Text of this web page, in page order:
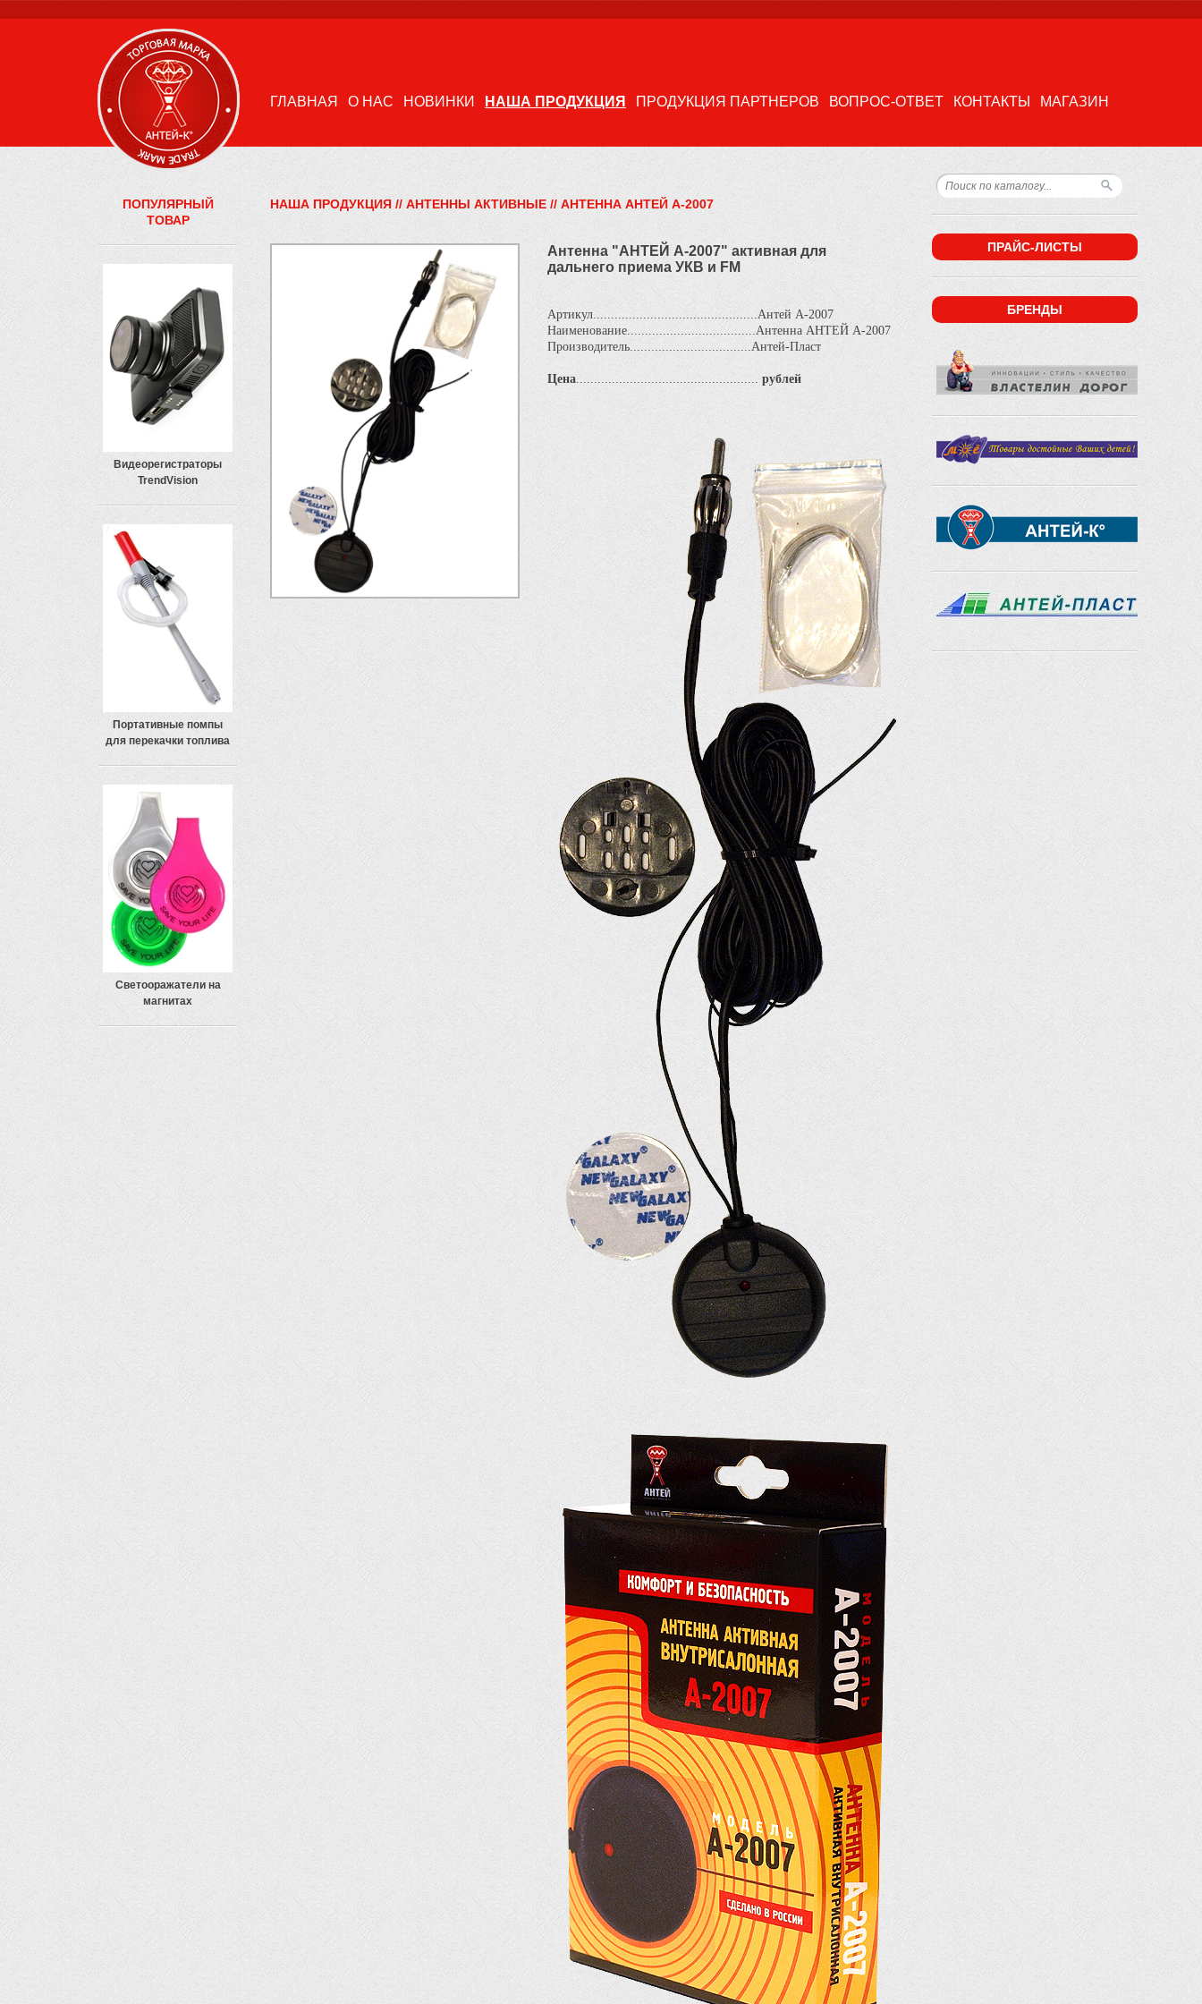
ГЛАВНАЯ О НАС НОВИНКИ НАША ПРОДУКЦИЯ ПРОДУКЦИЯ ПАРТНЕРОВ ВОПРОС-ОТВЕТ КОНТАКТЫ МАГАЗИН
НАША ПРОДУКЦИЯ // АНТЕННЫ АКТИВНЫЕ // АНТЕННА АНТЕЙ А-2007
Антенна "АНТЕЙ А-2007" активная для
дальнего приема УКВ и FM
Артикул..............................................Антей А-2007
Наименование....................................Антенна АНТЕЙ А-2007
Производитель..................................Антей-Пласт
Цена................................................... рублей
ПОПУЛЯРНЫЙ
ТОВАР
Видеорегистраторы
TrendVision
Портативные помпы
для перекачки топлива
Светооражатели на
магнитах
ПРАЙС-ЛИСТЫ
БРЕНДЫ